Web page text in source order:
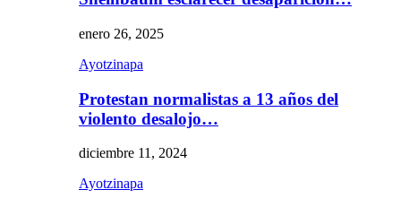
enero 26, 2025
Ayotzinapa
Protestan normalistas a 13 años del
violento desalojo…
diciembre 11, 2024
Ayotzinapa